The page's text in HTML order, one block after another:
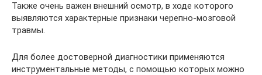
Также очень важен внешний осмотр, в ходе которого
выявляются характерные признаки черепно-мозговой
травмы.
Для более достоверной диагностики применяются
инструментальные методы, с помощью которых можно